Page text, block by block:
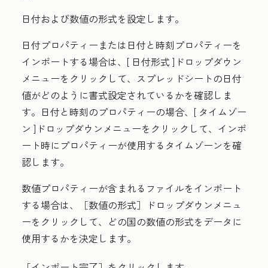
日付および数値の形式を設定 します。
日付プロパティーまたは日付と時刻プロパティーを
インポートする場合は、[ 日付形式]ドロップダウン
メニューをクリックして、スプレッドシートの日付
値がどのように書式設定されているかを確認しま
す。日付と時刻のプロパティーの場合、[ タイムゾー
ン ]ドロップダウンメニューをクリックして、インポ
ート時にプロパティーが使用するタイムゾーンを確
認します。
数値プロパティーが含まれるファイルをインポート
する場合は、［数値の形式］
ドロップダウンメニュ
ーをクリックして、どの国の数値の形式をデータに
使用するかを決定します。